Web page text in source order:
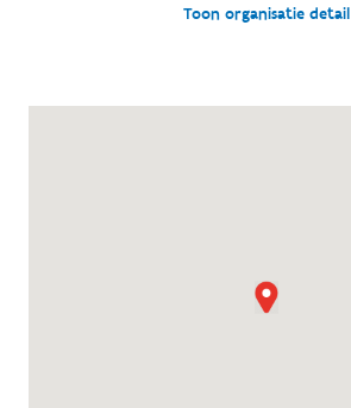
Toon organisatie detail